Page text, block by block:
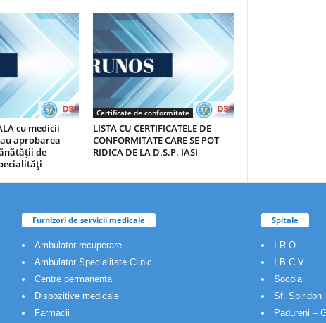
cu medicii
aprobarea
de
Certificate de conformitate
LISTA CU CERTIFICATELE DE
CONFORMITATE CARE SE POT
RIDICA DE LA D.S.P. IASI
Furnizori de servicii medicale
Ambulator recuperare
Ambulator Specialitate Clinic
Centre permanenta
Dispozitive medicale
Farmacii
Spitale
I.R.O.
I.B.C.V.
Socola
Sf. Spiridon
Padureni –